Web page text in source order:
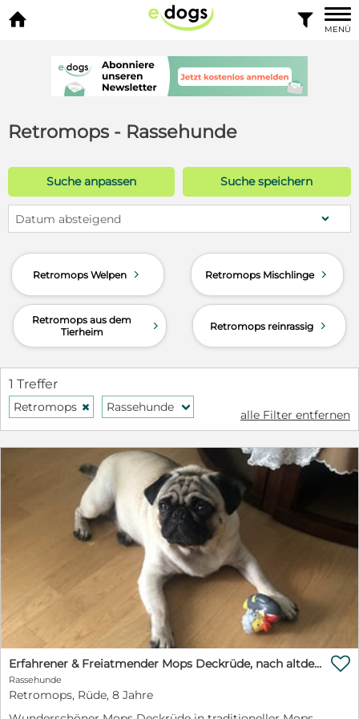
 
MENÜ
Retromops - Rassehunde
Suche anpassen Suche speichern
Datum absteigend
Retromops Welpen d Retromops Mischlinge d
Retromops aus dem
Tierheim
d Retromops reinrassig d
1 Treffer
Retromops H Rassehunde f
alle Filter entfernen
Erfahrener & Freiatmender Mops Deckrüde, nach altdeutschem Bild
Rassehunde
Retromops, Rüde, 8 Jahre
